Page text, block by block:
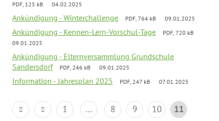
PDF, 125 kB 04.02.2025
Ankündigung - Winterchallenge PDF, 764 kB 09.01.2025
Ankündigung - Kennen-Lern-Vorschul-Tage
PDF, 720 kB
09.01.2025
Ankündigung - Elternversammlung Grundschule
Sandersdorf
PDF, 246 kB 09.01.2025
Information - Jahresplan 2025 PDF, 247 kB 07.01.2025
1 ... 8 9 10
11